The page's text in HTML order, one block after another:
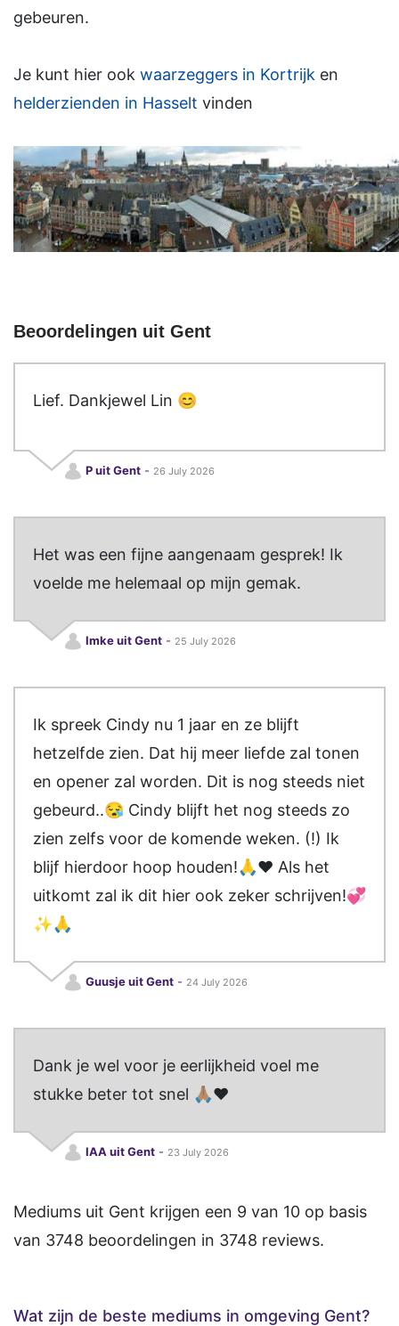
gebeuren.
Je kunt hier ook waarzeggers in Kortrijk en
helderzienden in Hasselt vinden
Beoordelingen uit Gent
Lief. Dankjewel Lin 😊
P uit Gent- 26 July 2026
Het was een fijne aangenaam gesprek! Ik
voelde me helemaal op mijn gemak.
Imke uit Gent- 25 July 2026
Ik spreek Cindy nu 1 jaar en ze blijft
hetzelfde zien. Dat hij meer liefde zal tonen
en opener zal worden. Dit is nog steeds niet
gebeurd..😪 Cindy blijft het nog steeds zo
zien zelfs voor de komende weken. (!) Ik
blijf hierdoor hoop houden!🙏❤️ Als het
uitkomt zal ik dit hier ook zeker schrijven!💞
✨️🙏
Guusje uit Gent- 24 July 2026
Dank je wel voor je eerlijkheid voel me
stukke beter tot snel 🙏🏽❤️
IAA uit Gent- 23 July 2026
Mediums uit Gent krijgen een 9 van 10 op basis
van 3748 beoordelingen in 3748 reviews.
Wat zijn de beste mediums in omgeving Gent?